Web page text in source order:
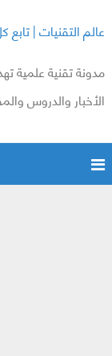
عالم التقنيات |
مدونة تقنية علمية
الأخبار والدروس